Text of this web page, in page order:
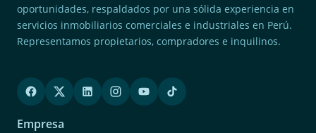
oportunidades, respaldados por una sólida experiencia en
servicios inmobiliarios comerciales e industriales en Perú.
Representamos propietarios, compradores e inquilinos.
Empresa